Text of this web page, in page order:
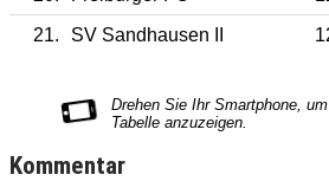
21.
SV Sandhausen II
Kommentar